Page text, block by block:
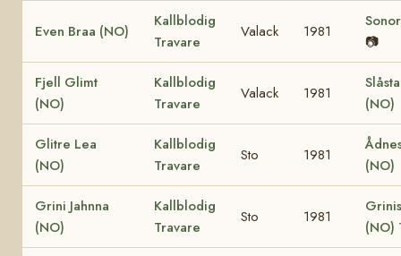
Even Braa (NO)
Kallblodig
Travare
Valack 1981
📷
Fjell Glimt
(NO)
Kallblodig
Travare
Valack 1981
(NO)
Glitre Lea
(NO)
Kallblodig
Travare
Sto 1981
(NO)
Grini Jahnna
(NO)
Kallblodig
Travare
Sto 1981
(NO)